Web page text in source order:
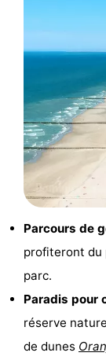
intérieures
mini-
bien-
Villages
villes
Nature
Visites
Faire
Parcours de
profiteront du
parc.
Paradis pour
réserve
de dunes